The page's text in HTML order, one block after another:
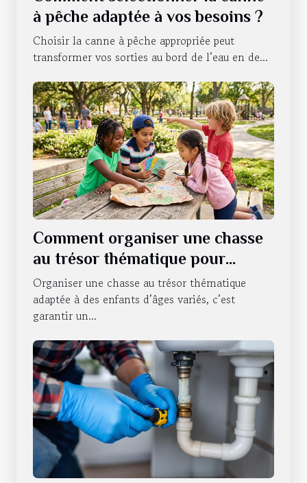
à pêche adaptée à vos besoins ?
Choisir la canne à pêche appropriée peut
transformer vos sorties au bord de l’eau en de...
Comment organiser une chasse
au trésor thématique pour
enfants de différents âges ?
Organiser une chasse au trésor thématique
adaptée à des enfants d’âges variés, c’est
garantir un...